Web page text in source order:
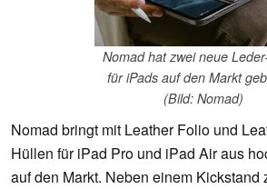
Nomad hat zwei neue
für iPads auf den Markt
(Bild: Nomad)
Nomad bringt mit Leather Folio und
Hüllen für iPad Pro und iPad Air aus
auf den Markt. Neben einem Kickstand